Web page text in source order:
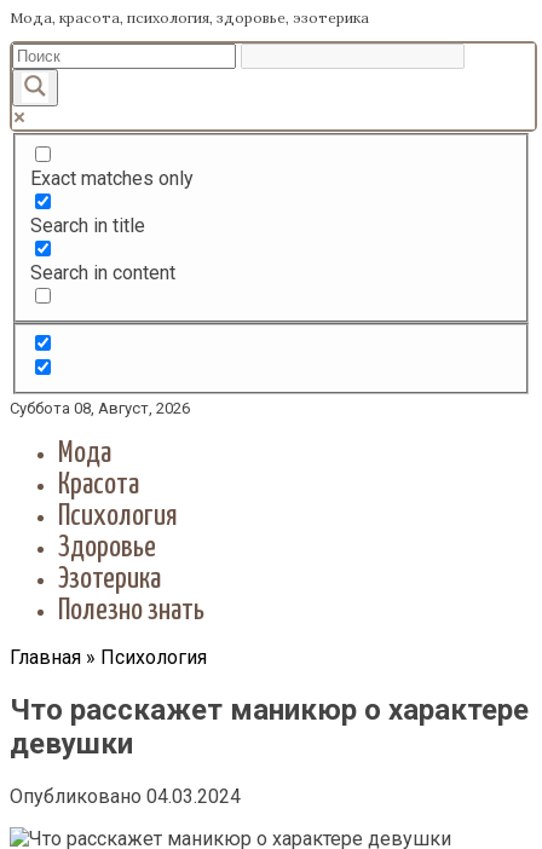
Мода, красота, психология, здоровье, эзотерика
Exact matches only
Search in title
Search in content
Суббота 08, Август, 2026
Мода
Красота
Психология
Здоровье
Эзотерика
Полезно знать
Главная » Психология
Что расскажет маникюр о характере
девушки
Опубликовано 04.03.2024